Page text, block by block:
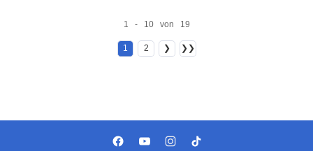
1 - 10 von 19
1 2 ❯ ❯❯